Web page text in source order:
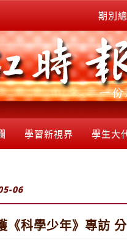
期別
學習新視界 學生大
06
《科學少年》專訪